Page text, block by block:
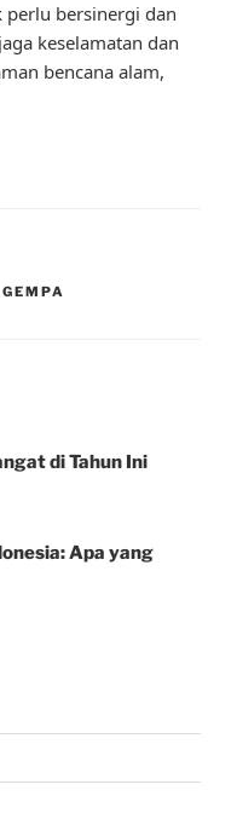
perlu bersinergi dan
keselamatan dan
bencana alam,
di Tahun Ini
Apa yang